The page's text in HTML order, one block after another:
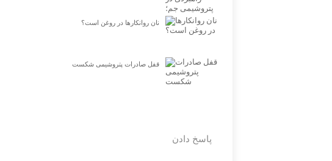
نان روانکارها در روغن است؟
قفل صادرات پتروشیمی شکست
پاسخ دادن